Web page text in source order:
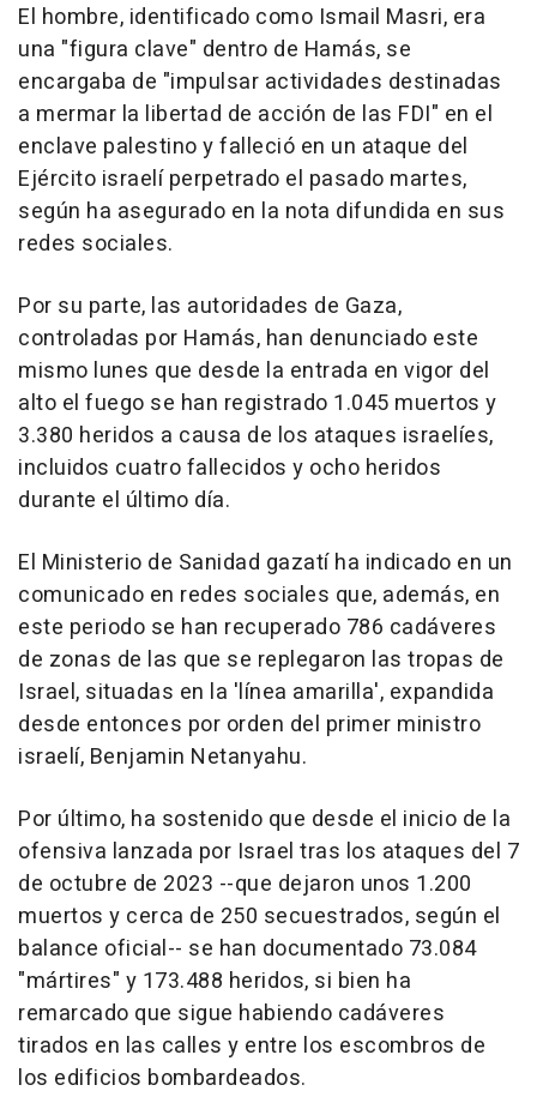
El hombre, identificado como Ismail Masri, era
una "figura clave" dentro de Hamás, se
encargaba de "impulsar actividades destinadas
a mermar la libertad de acción de las FDI" en el
enclave palestino y falleció en un ataque del
Ejército israelí perpetrado el pasado martes,
según ha asegurado en la nota difundida en sus
redes sociales.
Por su parte, las autoridades de Gaza,
controladas por Hamás, han denunciado este
mismo lunes que desde la entrada en vigor del
alto el fuego se han registrado 1.045 muertos y
3.380 heridos a causa de los ataques israelíes,
incluidos cuatro fallecidos y ocho heridos
durante el último día.
El Ministerio de Sanidad gazatí ha indicado en un
comunicado en redes sociales que, además, en
este periodo se han recuperado 786 cadáveres
de zonas de las que se replegaron las tropas de
Israel, situadas en la 'línea amarilla', expandida
desde entonces por orden del primer ministro
israelí, Benjamin Netanyahu.
Por último, ha sostenido que desde el inicio de la
ofensiva lanzada por Israel tras los ataques del 7
de octubre de 2023 --que dejaron unos 1.200
muertos y cerca de 250 secuestrados, según el
balance oficial-- se han documentado 73.084
"mártires" y 173.488 heridos, si bien ha
remarcado que sigue habiendo cadáveres
tirados en las calles y entre los escombros de
los edificios bombardeados.